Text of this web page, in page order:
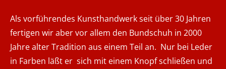
Als vorführendes Kunsthandwerk seit über 30 Jahren
fertigen wir aber vor allem den Bundschuh in 2000
Jahre alter Tradition aus einem Teil an. Nur bei Leder
in Farben läßt er sich mit einem Knopf schließen und